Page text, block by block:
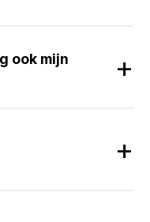
ook mijn